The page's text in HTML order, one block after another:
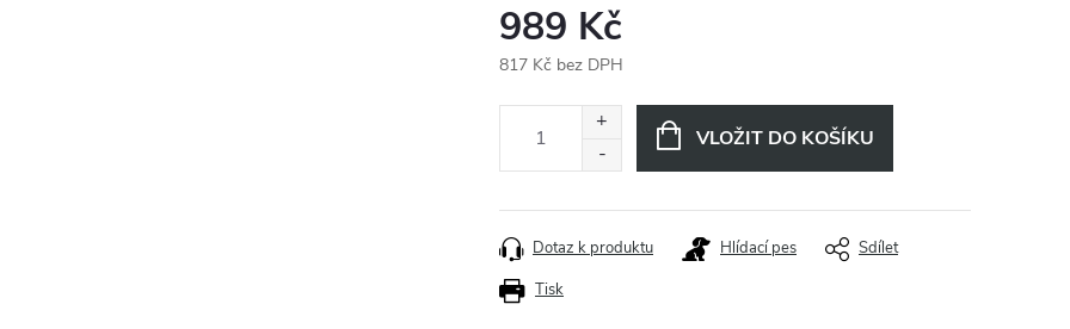
989 Kč
817 Kč bez DPH
VLOŽIT DO KOŠÍKU
Tisk
Dotaz k produktu Hlídací pes Sdílet